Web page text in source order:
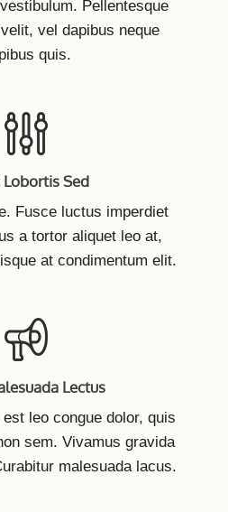
vel dapibus neque
quis.
Lobortis Sed
Fusce luctus imperdiet
leo at,
at condimentum elit.
Lectus
leo congue dolor, quis
malesuada lacus.